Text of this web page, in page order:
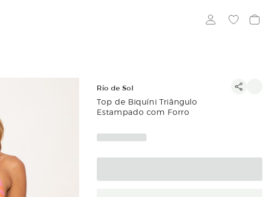
Río de Sol
Top de Biquíni Triângulo
Estampado com Forro